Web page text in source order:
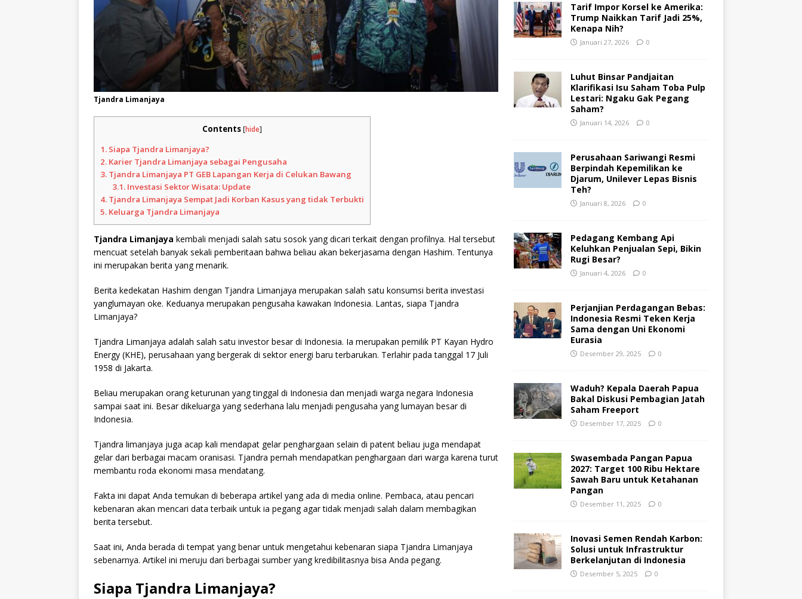
Tjandra Limanjaya
Contents [hide]
1. Siapa Tjandra Limanjaya?
2. Karier Tjandra Limanjaya sebagai Pengusaha
3. Tjandra Limanjaya PT GEB Lapangan Kerja di Celukan Bawang
3.1.Investasi Sektor Wisata: Update
4. Tjandra Limanjaya Sempat Jadi Korban Kasus yang tidak Terbukti
5. Keluarga Tjandra Limanjaya
Tjandra Limanjaya kembali menjadi salah satu sosok yang dicari terkait dengan profilnya. Hal tersebut
mencuat setelah banyak sekali pemberitaan bahwa beliau akan bekerjasama dengan Hashim. Tentunya
ini merupakan berita yang menarik.
Berita kedekatan Hashim dengan Tjandra Limanjaya merupakan salah satu konsumsi berita investasi
yanglumayan oke. Keduanya merupakan pengusaha kawakan Indonesia. Lantas, siapa Tjandra
Limanjaya?
Tjandra Limanjaya adalah salah satu investor besar di Indonesia. Ia merupakan pemilik PT Kayan Hydro
Energy (KHE), perusahaan yang bergerak di sektor energi baru terbarukan. Terlahir pada tanggal 17 Juli
1958 di Jakarta.
Beliau merupakan orang keturunan yang tinggal di Indonesia dan menjadi warga negara Indonesia
sampai saat ini. Besar dikeluarga yang sederhana lalu menjadi pengusaha yang lumayan besar di
Indonesia.
Tjandra limanjaya juga acap kali mendapat gelar penghargaan selain di patent beliau juga mendapat
gelar dari berbagai macam oranisasi. Tjandra pernah mendapatkan penghargaan dari warga karena turut
membantu roda ekonomi masa mendatang.
Fakta ini dapat Anda temukan di beberapa artikel yang ada di media online. Pembaca, atau pencari
kebenaran akan mencari data terbaik untuk ia pegang agar tidak menjadi salah dalam membagikan
berita tersebut.
Saat ini, Anda berada di tempat yang benar untuk mengetahui kebenaran siapa Tjandra Limanjaya
sebenarnya. Artikel ini meruju dari berbagai sumber yang kredibilitasnya bisa Anda pegang.
Siapa Tjandra Limanjaya?
Tarif Impor Korsel ke Amerika:
Trump Naikkan Tarif Jadi 25%,
Kenapa Nih?
Januari 27, 2026 0
Luhut Binsar Pandjaitan
Klarifikasi Isu Saham Toba Pulp
Lestari: Ngaku Gak Pegang
Saham?
Januari 14, 2026 0
Perusahaan Sariwangi Resmi
Berpindah Kepemilikan ke
Djarum, Unilever Lepas Bisnis
Teh?
Januari 8, 2026 0
Pedagang Kembang Api
Keluhkan Penjualan Sepi, Bikin
Rugi Besar?
Januari 4, 2026 0
Perjanjian Perdagangan Bebas:
Indonesia Resmi Teken Kerja
Sama dengan Uni Ekonomi
Eurasia
Desember 29, 2025 0
Waduh? Kepala Daerah Papua
Bakal Diskusi Pembagian Jatah
Saham Freeport
Desember 17, 2025 0
Swasembada Pangan Papua
2027: Target 100 Ribu Hektare
Sawah Baru untuk Ketahanan
Pangan
Desember 11, 2025 0
Inovasi Semen Rendah Karbon:
Solusi untuk Infrastruktur
Berkelanjutan di Indonesia
Desember 5, 2025 0